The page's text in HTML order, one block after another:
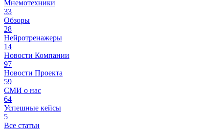
Мнемотехники
33
Обзоры
28
Нейротренажеры
14
Новости Компании
97
Новости Проекта
59
СМИ о нас
64
Успешные кейсы
5
Все статьи